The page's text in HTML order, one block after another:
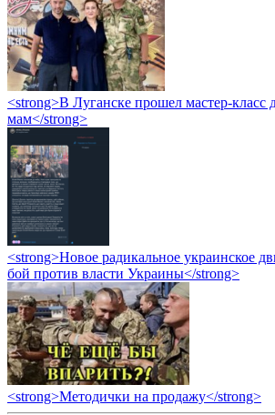
<strong>В Луганске прошел мастер-класс
мам</strong>
<strong>Новое радикальное украинское
бой против власти Украины</strong>
<strong>Методички на продажу</strong>